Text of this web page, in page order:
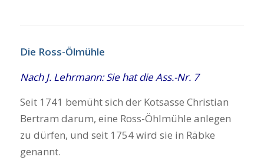
Die Ross-Ölmüh­le
Nach J. Lehr­mann: Sie hat die Ass.-Nr. 7
Seit 1741 bemüht sich der Kot­s­as­se Chris­ti­an
Bert­ram dar­um, eine Ross-Öhl­müh­le anle­gen
zu dür­fen, und seit 1754 wird sie in Räb­ke
genannt.